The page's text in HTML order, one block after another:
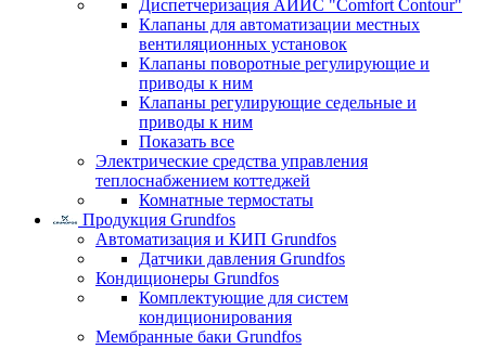
Диспетчеризация АИИС "Comfort Contour"
Клапаны для автоматизации местных
вентиляционных установок
Клапаны поворотные регулирующие и
приводы к ним
Клапаны регулирующие седельные и
приводы к ним
Показать все
Электрические средства управления
теплоснабжением коттеджей
Комнатные термостаты
Продукция Grundfos
Автоматизация и КИП Grundfos
Датчики давления Grundfos
Кондиционеры Grundfos
Комплектующие для систем
кондиционирования
Мембранные баки Grundfos